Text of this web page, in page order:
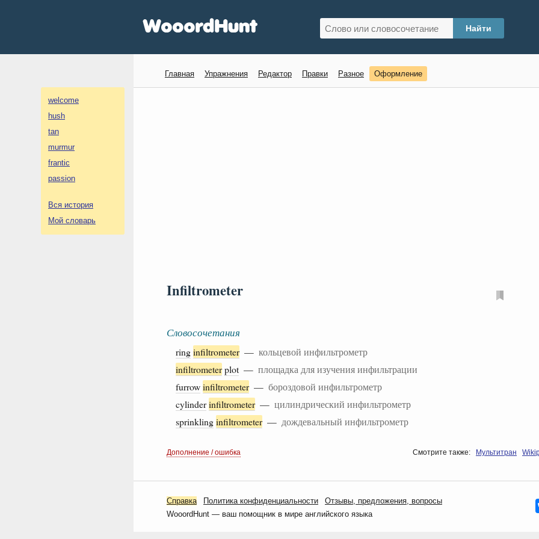
welcome
hush
tan
murmur
frantic
passion
Вся история
Мой словарь
Главная Упражнения Редактор Правки Разное Оформление
Infiltrometer
Словосочетания
ringinfiltrometer— кольцевой инфильтрометр
infiltrometerplot — площадка для изучения инфильтрации
furrowinfiltrometer— бороздовой инфильтрометр
cylinderinfiltrometer— цилиндрический инфильтрометр
sprinklinginfiltrometer— дождевальный инфильтрометр
Дополнение / ошибка Смотрите также: Мультитран
Справка Политика конфиденциальности
Oтзывы, предложения, вопросы
WooordHunt — ваш помощник в мире английского языка